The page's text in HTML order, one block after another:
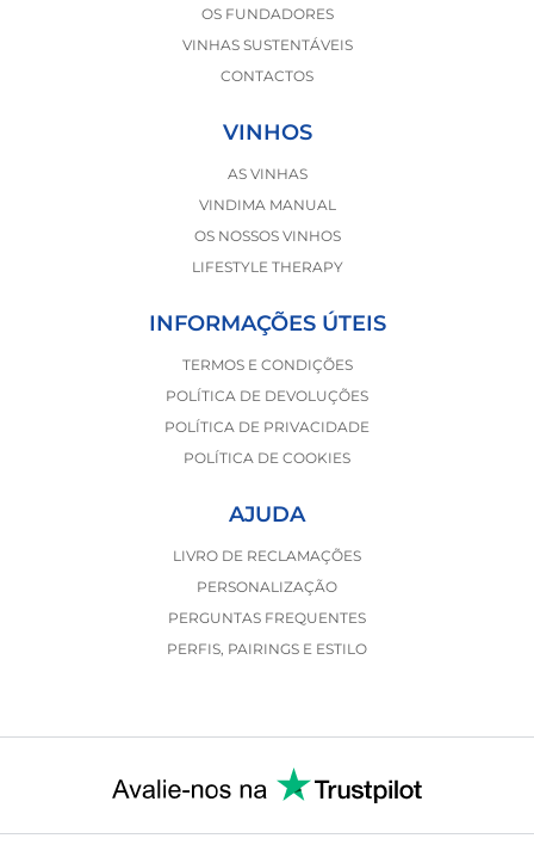
OS FUNDADORES
VINHAS SUSTENTÁVEIS
CONTACTOS
VINHOS
AS VINHAS
VINDIMA MANUAL
OS NOSSOS VINHOS
LIFESTYLE THERAPY
INFORMAÇÕES ÚTEIS
TERMOS E CONDIÇÕES
POLÍTICA DE DEVOLUÇÕES
POLÍTICA DE PRIVACIDADE
POLÍTICA DE COOKIES
AJUDA
LIVRO DE RECLAMAÇÕES
PERSONALIZAÇÃO
PERGUNTAS FREQUENTES
PERFIS, PAIRINGS E ESTILO